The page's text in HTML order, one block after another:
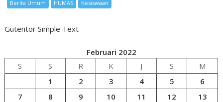
Berita Umum HUMAS Kesiswaan
Gutentor Simple Text
Februari 2022
S
S R K J S
M
1
2 3 4 5
6
7
8 9 10 11 12
13